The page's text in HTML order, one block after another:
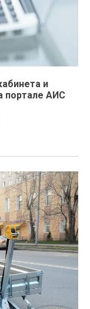
и
портале АИС